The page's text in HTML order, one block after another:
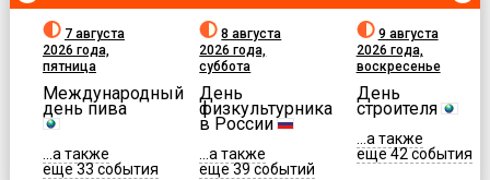
7 августа
2026 года,
пятница
Международный
день пива
...а также
еще 33 события
8 августа
2026 года,
суббота
День
физкультурника
в России
...а также
еще 39 событий
9 августа
2026 года,
воскресенье
День
строителя
...а также
еще 42 события